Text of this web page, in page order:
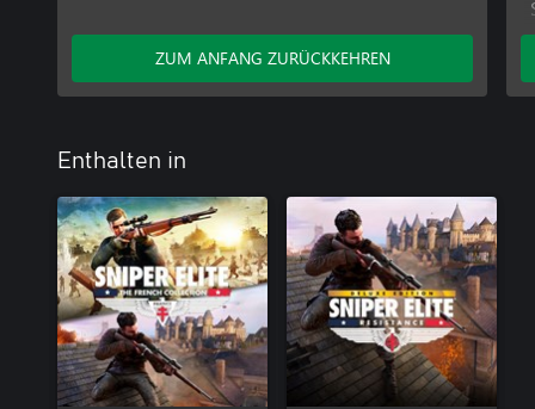
ZUM ANFANG ZURÜCKKEHREN
Enthalten in